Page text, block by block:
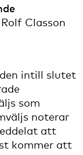
Classon
intill slutet
som
noterar
att
kommer att